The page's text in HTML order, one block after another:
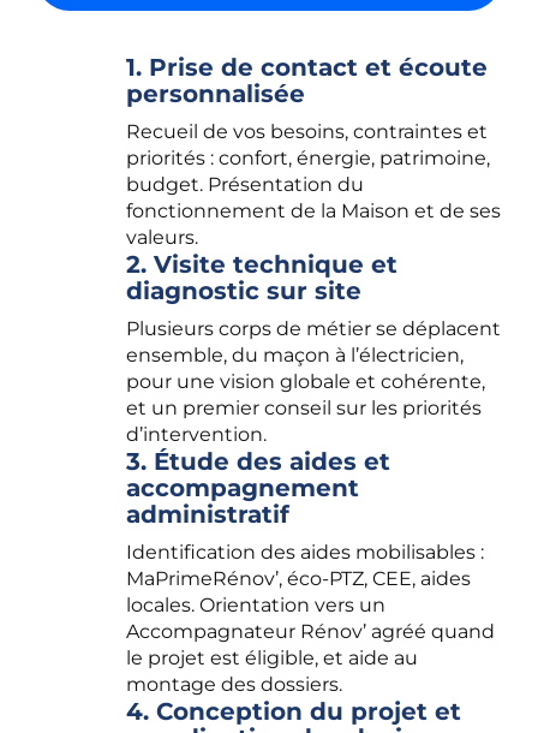
1. Prise de contact et écoute
personnalisée
Recueil de vos besoins, contraintes et
priorités : confort, énergie, patrimoine,
budget. Présentation du
fonctionnement de la Maison et de ses
valeurs.
2. Visite technique et
diagnostic sur site
Plusieurs corps de métier se déplacent
ensemble, du maçon à l’électricien,
pour une vision globale et cohérente,
et un premier conseil sur les priorités
d’intervention.
3. Étude des aides et
accompagnement
administratif
Identification des aides mobilisables :
MaPrimeRénov’, éco-PTZ, CEE, aides
locales. Orientation vers un
Accompagnateur Rénov’ agréé quand
le projet est éligible, et aide au
montage des dossiers.
4. Conception du projet et